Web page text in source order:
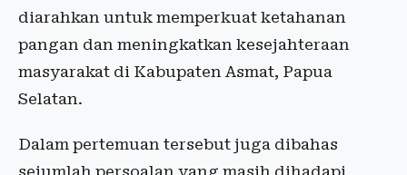
diarahkan untuk memperkuat ketahanan
pangan dan meningkatkan kesejahteraan
masyarakat di Kabupaten Asmat, Papua
Selatan.
Dalam pertemuan tersebut juga dibahas
sejumlah persoalan yang masih dihadapi